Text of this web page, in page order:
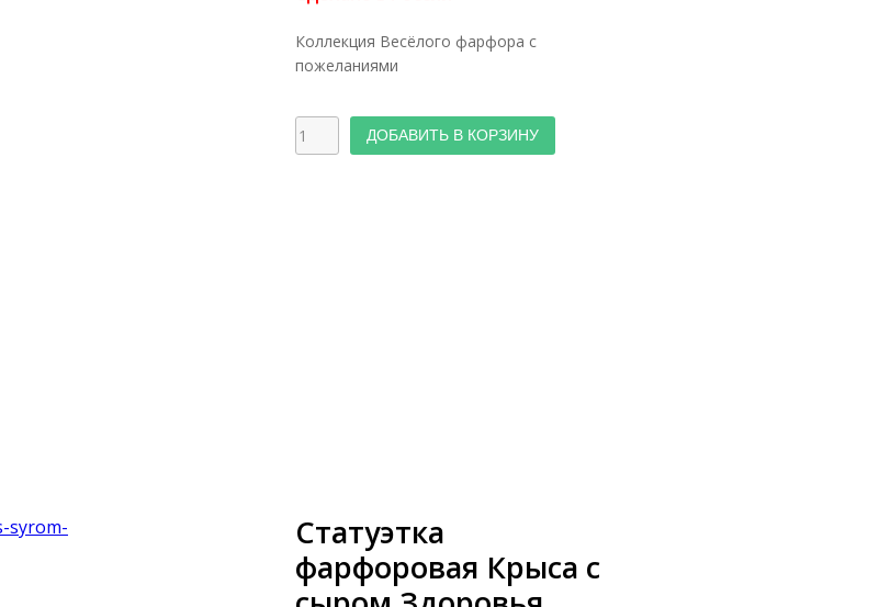
Коллекция Весёлого фарфора с
пожеланиями
ДОБАВИТЬ В КОРЗИНУ
Статуэтка
фарфоровая Крыса с